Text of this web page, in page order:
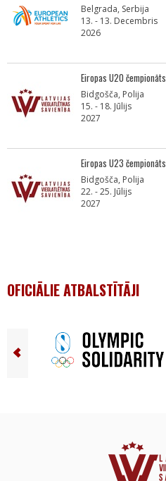
Belgrada, Serbija
13. - 13. Decembris
2026
Eiropas U20 čempionāts
Bidgošča, Polija
15. - 18. Jūlijs
2027
Eiropas U23 čempionāts
Bidgošča, Polija
22. - 25. Jūlijs
2027
OFICIĀLIE ATBALSTĪTĀJI